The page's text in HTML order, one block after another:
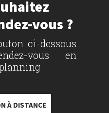
vous ?
ci-dessous
vous en
À DISTANCE